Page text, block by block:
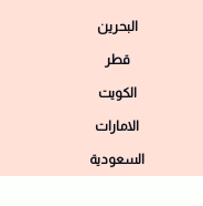
البحرين
قطر
الكويت
الامارات
السعودية